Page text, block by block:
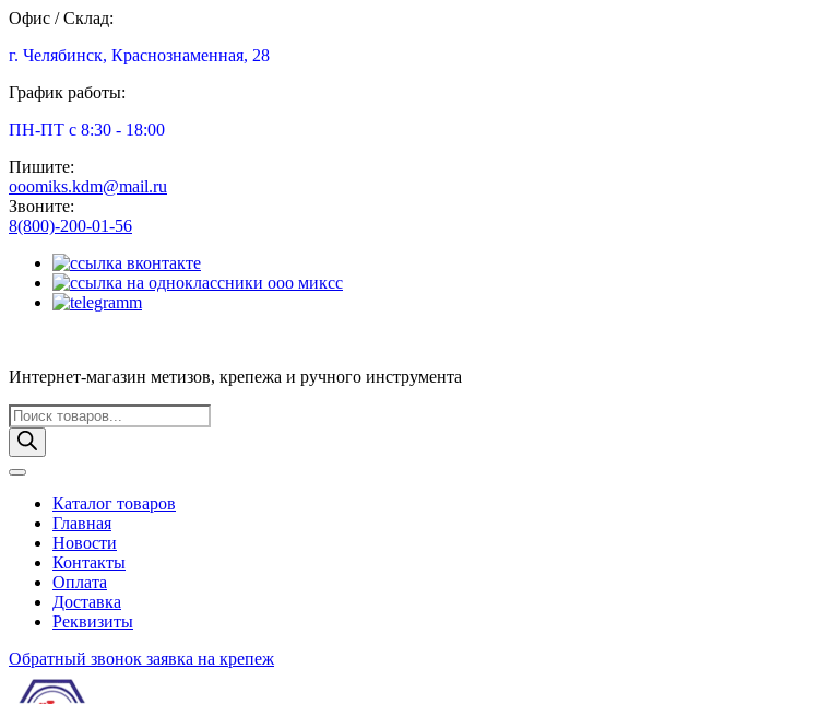
Офис / Склад:
г. Челябинск, Краснознаменная, 28
График работы:
ПН-ПТ с 8:30 - 18:00
Пишите:
ooomiks.kdm@mail.ru
Звоните:
8(800)-200-01-56
Интернет-магазин метизов, крепежа и ручного инструмента
Поиск
товаров
Каталог товаров
Главная
Новости
Контакты
Оплата
Доставка
Реквизиты
Обратный звонок заявка на крепеж